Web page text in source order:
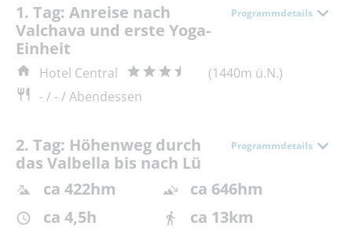
1. Tag: Anreise nach
Valchava und erste Yoga-
Einheit
Programmdetails
Hotel Central
(1440m ü.N.)
- / - / Abendessen
2. Tag: Höhenweg durch
das Valbella bis nach Lü
Programmdetails
ca 422hm
ca 646hm
ca 4,5h
ca 13km